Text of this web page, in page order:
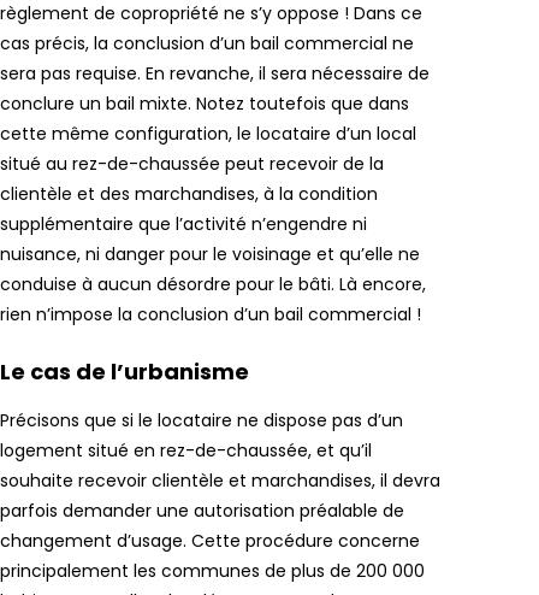
règlement de copropriété ne s’y oppose ! Dans ce
cas précis, la conclusion d’un bail commercial ne
sera pas requise. En revanche, il sera nécessaire de
conclure un bail mixte. Notez toutefois que dans
cette même configuration, le locataire d’un local
situé au rez-de-chaussée peut recevoir de la
clientèle et des marchandises, à la condition
supplémentaire que l’activité n’engendre ni
nuisance, ni danger pour le voisinage et qu’elle ne
conduise à aucun désordre pour le bâti. Là encore,
rien n’impose la conclusion d’un bail commercial !
Le cas de l’urbanisme
Précisons que si le locataire ne dispose pas d’un
logement situé en rez-de-chaussée, et qu’il
souhaite recevoir clientèle et marchandises, il devra
parfois demander une autorisation préalable de
changement d’usage. Cette procédure concerne
principalement les communes de plus de 200 000